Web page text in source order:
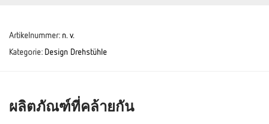
Artikelnummer: n. v.
Kategorie: Design Drehstühle
ผลิตภัณฑ์ที่คล้ายกัน